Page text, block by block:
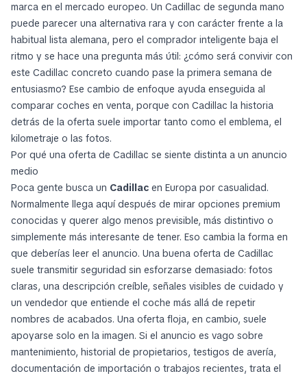
marca en el mercado europeo. Un Cadillac de segunda mano
puede parecer una alternativa rara y con carácter frente a la
habitual lista alemana, pero el comprador inteligente baja el
ritmo y se hace una pregunta más útil: ¿cómo será convivir con
este Cadillac concreto cuando pase la primera semana de
entusiasmo? Ese cambio de enfoque ayuda enseguida al
comparar coches en venta, porque con Cadillac la historia
detrás de la oferta suele importar tanto como el emblema, el
kilometraje o las fotos.
Por qué una oferta de Cadillac se siente distinta a un anuncio
medio
Poca gente busca un Cadillac en Europa por casualidad.
Normalmente llega aquí después de mirar opciones premium
conocidas y querer algo menos previsible, más distintivo o
simplemente más interesante de tener. Eso cambia la forma en
que deberías leer el anuncio. Una buena oferta de Cadillac
suele transmitir seguridad sin esforzarse demasiado: fotos
claras, una descripción creíble, señales visibles de cuidado y
un vendedor que entiende el coche más allá de repetir
nombres de acabados. Una oferta floja, en cambio, suele
apoyarse solo en la imagen. Si el anuncio es vago sobre
mantenimiento, historial de propietarios, testigos de avería,
documentación de importación o trabajos recientes, trata el